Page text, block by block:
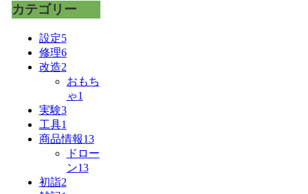
カテゴリー
設定5
修理6
改造2
おもち
ゃ1
実験3
工具1
商品情報13
ドロー
ン13
初詣2